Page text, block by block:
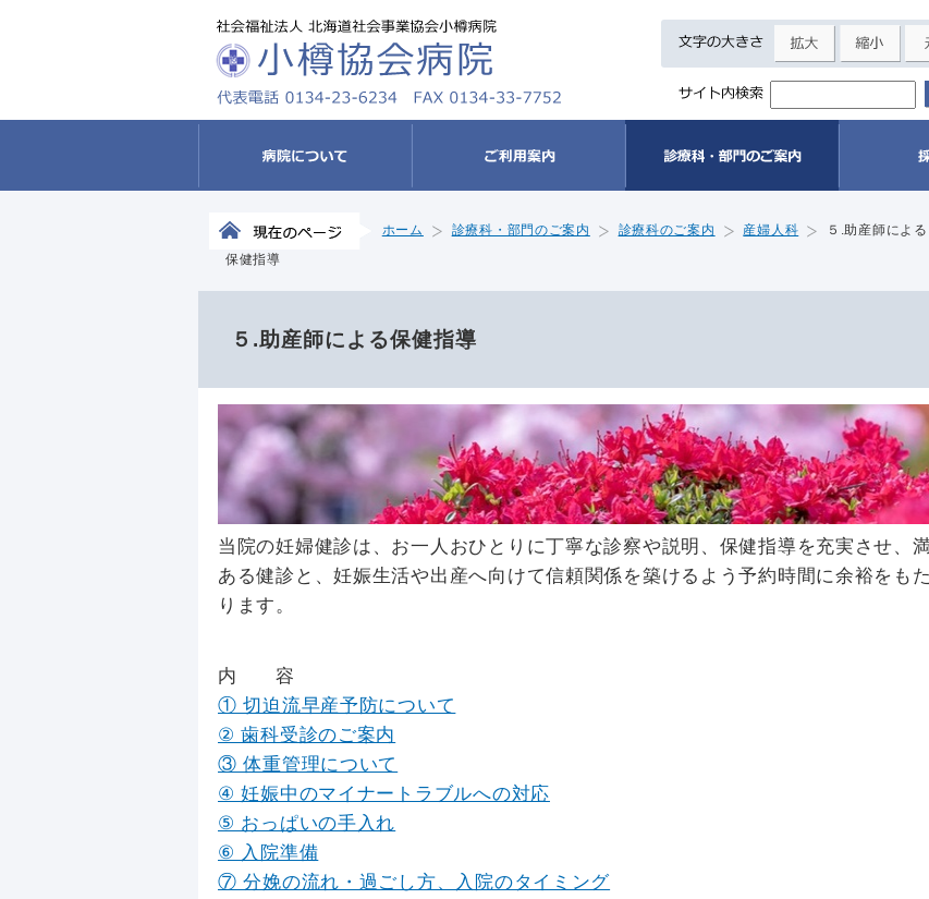
ホーム 診療科・部門のご案内 診療科のご案内 産婦人科 ５.助産師による
保健指導
５.助産師による保健指導
当院の妊婦健診は、お一人おひとりに丁寧な診察や説明、保健指導を充実させ、
ある健診と、妊娠生活や出産へ向けて信頼関係を築けるよう予約時間に余裕をも
ります。
内 容
① 切迫流早産予防について
② 歯科受診のご案内
③ 体重管理について
④ 妊娠中のマイナートラブルへの対応
⑤ おっぱいの手入れ
⑥ 入院準備
⑦ 分娩の流れ・過ごし方、入院のタイミング